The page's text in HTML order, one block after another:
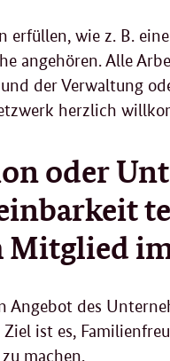
erfüllen, wie z. B.
angehören. Alle
der Verwaltung
herzlich
oder
Angebot des
ist es,
machen.